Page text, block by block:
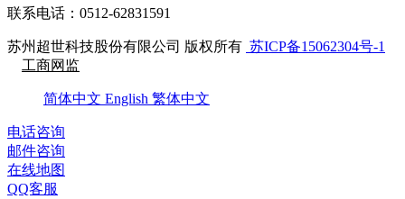
联系电话：0512-62831591
苏州超世科技股份有限公司 版权所有 苏ICP备15062304号-1
工商网监
简体中文 English 繁体中文
电话咨询
邮件咨询
在线地图
QQ客服